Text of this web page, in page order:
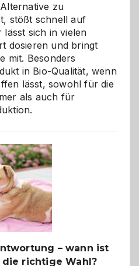
zu
stößt schnell auf
lässt sich in vielen
dosieren und bringt
mit. Besonders
in Bio-Qualität, wenn
lässt, sowohl für die
als auch für
– wann ist
richtige Wahl?